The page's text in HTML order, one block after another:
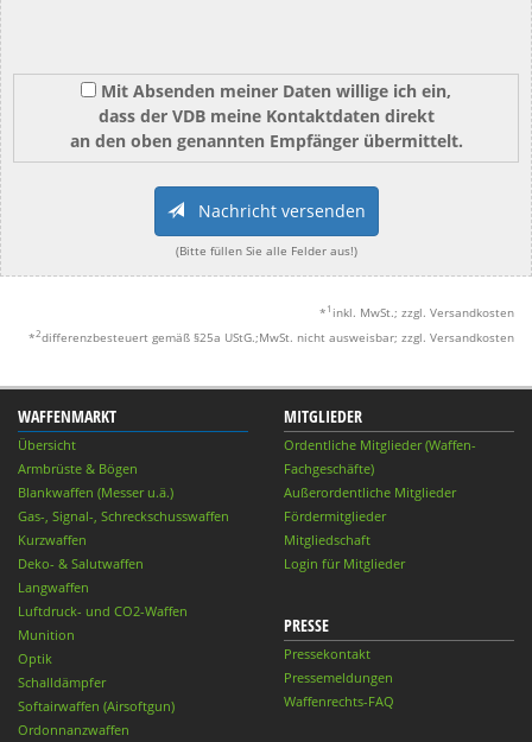
Mit Absenden meiner Daten willige ich ein,
dass der VDB meine Kontaktdaten direkt
an den oben genannten Empfänger übermittelt.
Nachricht versenden
(Bitte füllen Sie alle Felder aus!)
* 1 inkl. MwSt.; zzgl. Versandkosten
*2differenzbesteuert gemäß §25a UStG.;MwSt. nicht ausweisbar; zzgl. Versandkosten
WAFFENMARKT
Übersicht
Armbrüste & Bögen
Blankwaffen (Messer u.ä.)
Gas-, Signal-, Schreckschusswaffen
Kurzwaffen
Deko- & Salutwaffen
Langwaffen
Luftdruck- und CO2-Waffen
Munition
Optik
Schalldämpfer
Softairwaffen (Airsoftgun)
Ordonnanzwaffen
MITGLIEDER
Ordentliche Mitglieder (Waffen-
Fachgeschäfte)
Außerordentliche Mitglieder
Fördermitglieder
Mitgliedschaft
Login für Mitglieder
PRESSE
Pressekontakt
Pressemeldungen
Waffenrechts-FAQ